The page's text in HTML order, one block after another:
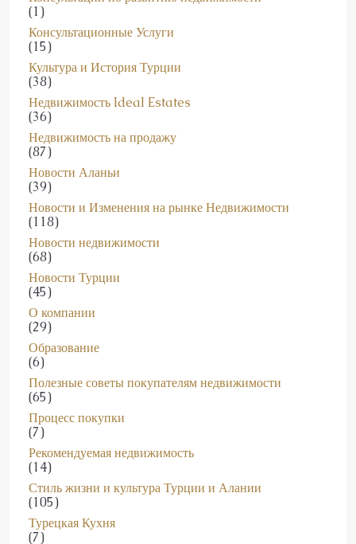
Консультационные Услуги
(15)
Культура и История Турции
(38)
Недвижимость Ideal Estates
(36)
Недвижимость на продажу
(87)
Новости Аланьи
(39)
Новости и Изменения на рынке Недвижимости
(118)
Новости недвижимости
(68)
Новости Турции
(45)
О компании
(29)
Образование
(6)
Полезные советы покупателям недвижимости
(65)
Процесс покупки
(7)
Рекомендуемая недвижимость
(14)
Стиль жизни и культура Турции и Алании
(105)
Турецкая Кухня
(7)
Турецкая наука и технологии